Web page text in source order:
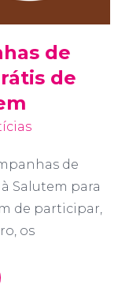
de
de
de
Salutem para
de participar,
os